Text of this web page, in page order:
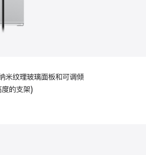
纹理玻璃面板和可调倾
度的支架)